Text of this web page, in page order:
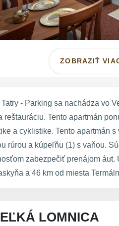
ZOBRAZIŤ
- Parking sa nachádza vo
Tento apartmán
a cyklistike. Tento apartmán
rúrou a kúpeľňu (1) s vaňou.
zabezpečiť prenájom
a 46 km od miesta
LOMNICA